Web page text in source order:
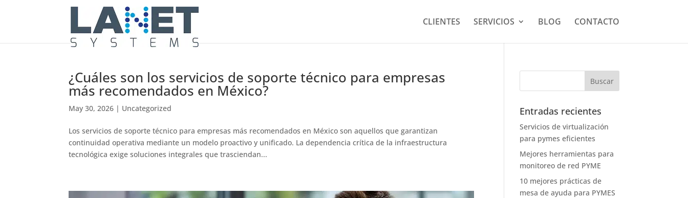
CLIENTES SERVICIOS BLOG CONTACTO
¿Cuáles son los servicios de soporte técnico para empresas
más recomendados en México?
May 30, 2026 | Uncategorized
Los servicios de soporte técnico para empresas más recomendados en México son aquellos que garantizan
continuidad operativa mediante un modelo proactivo y unificado. La dependencia crítica de la infraestructura
tecnológica exige soluciones integrales que trasciendan...
Entradas recientes
Servicios de virtualización
para pymes eficientes
Mejores herramientas para
monitoreo de red PYME
10 mejores prácticas de
mesa de ayuda para PYMES